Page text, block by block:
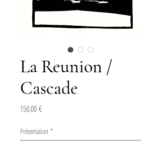
La Reunion /
Cascade
150,00 €Prix
Présentation *